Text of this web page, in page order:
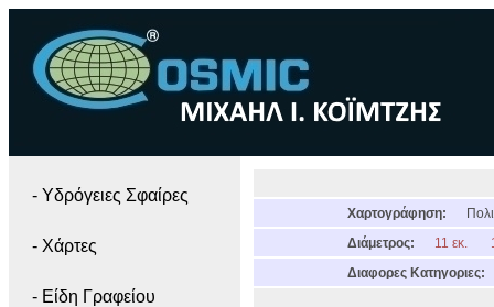
- Yδρόγειες Σφαίρες
- Χάρτες
- Είδη Γραφείου
Χαρτογράφηση:
Διάμετρος:
11 εκ.
Διαφορες Κατηγοριες: